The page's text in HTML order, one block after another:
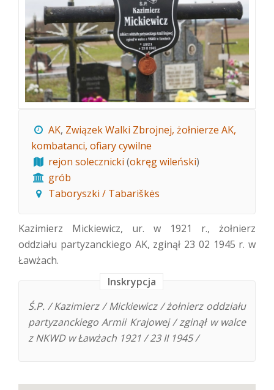
AK, Związek Walki Zbrojnej, żołnierze AK,
kombatanci, ofiary cywilne
rejon solecznicki (okręg wileński)
grób
Taboryszki / Tabariškės
Kazimierz Mickiewicz, ur. w 1921 r., żołnierz
oddziału partyzanckiego AK, zginął 23 02 1945 r. w
Ławżach.
Inskrypcja
Ś.P. / Kazimierz / Mickiewicz / żołnierz oddziału
partyzanckiego Armii Krajowej / zginął w walce
z NKWD w Ławżach 1921 / 23 II 1945 /